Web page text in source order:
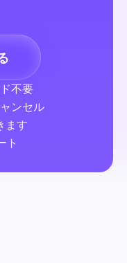
：クリエイター向け
ケジューリング、チー
ロードマップで、手動の混
す。すぐに使えるテンプレ
ープリント、安全なサード
シー
ター
不要
ンセル
ます
ト